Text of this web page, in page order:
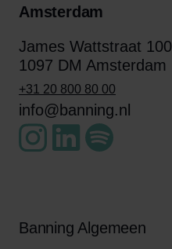
Amsterdam
James Wattstraat 100
1097 DM Amsterdam
+31 20 800 80 00
info@banning.nl
Banning Algemeen